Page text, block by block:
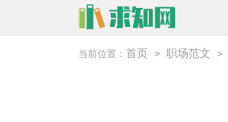
当前位置： 首页 > 职场范文 >